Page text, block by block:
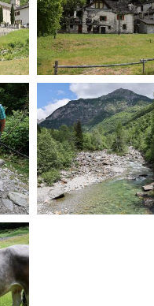
20260603115425-00.jpg
20260603120841-00.jpg